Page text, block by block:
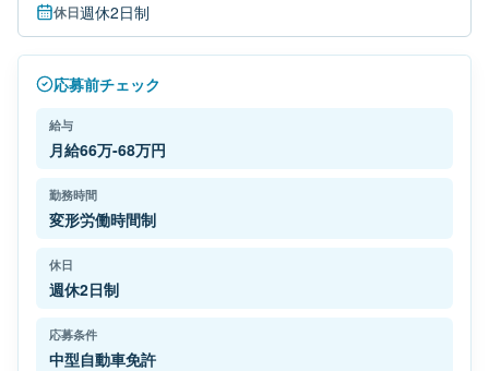
休日週休2日制
応募前チェック
給与
月給66万-68万円
勤務時間
変形労働時間制
休日
週休2日制
応募条件
中型自動車免許